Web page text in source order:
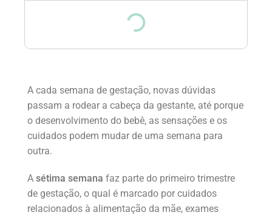
A cada semana de gestação, novas dúvidas
passam a rodear a cabeça da gestante, até porque
o desenvolvimento do bebê, as sensações e os
cuidados podem mudar de uma semana para
outra.
A sétima semana faz parte do primeiro trimestre
de gestação, o qual é marcado por cuidados
relacionados à alimentação da mãe, exames